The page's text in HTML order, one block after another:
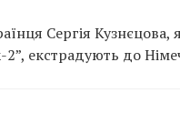
Сергія
2”, екстрадують до